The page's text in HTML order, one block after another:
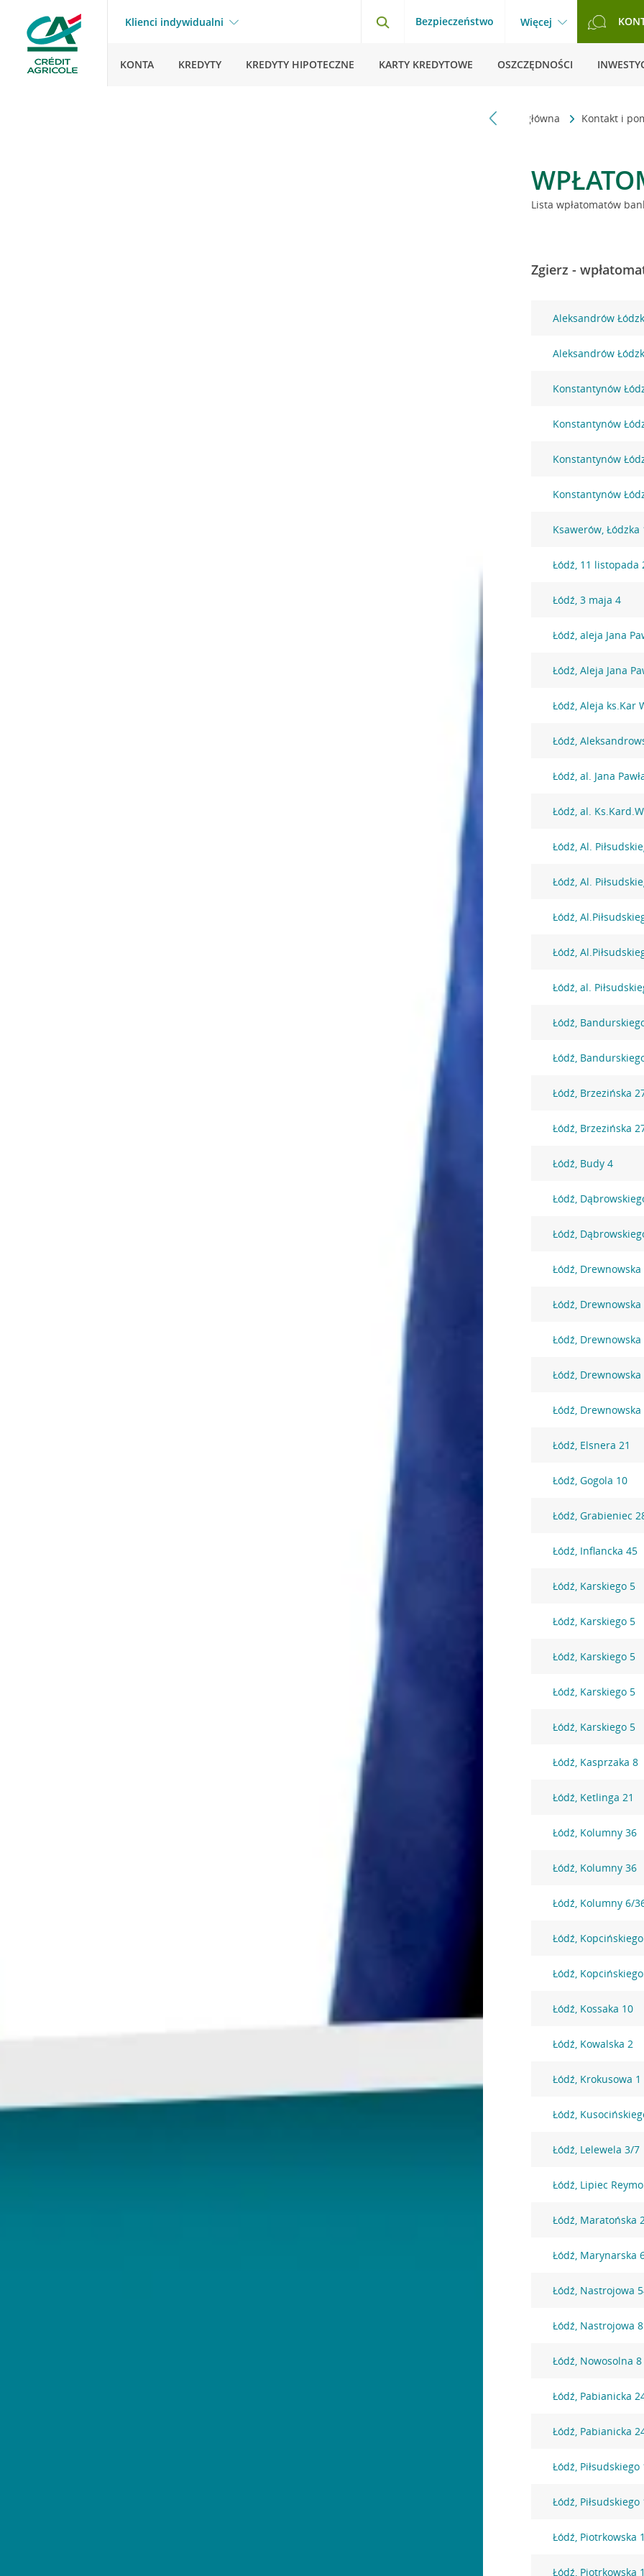
Klienci indywidualni Bezpieczeństwo Więcej
KONTA KREDYTY KREDYTY HIPOTECZNE KARTY KREDYTOWE OSZCZĘDNOŚCI
Strona główna Kontakt i
Lista wpłatomatów
Zgierz -
Aleksandrów
Aleksandrów
Konstantynów
Konstantynów
Konstantynów
Konstantynów
Ksawerów, Łódzka
Łódź, 11 listopada
Łódź, 3 maja 4
Łódź, aleja Jana
Łódź, Aleja Jana
Łódź, Aleja ks.Kar
Łódź,
Łódź, al. Jana
Łódź, al.
Łódź, Al.
Łódź, Al.
Łódź,
Łódź,
Łódź, al.
Łódź,
Łódź,
Łódź, Brzezińska
Łódź, Brzezińska
Łódź, Budy 4
Łódź,
Łódź,
Łódź, Drewnowska
Łódź, Drewnowska
Łódź, Drewnowska
Łódź, Drewnowska
Łódź, Drewnowska
Łódź, Elsnera 21
Łódź, Gogola 10
Łódź, Grabieniec
Łódź, Inflancka 45
Łódź, Karskiego 5
Łódź, Karskiego 5
Łódź, Karskiego 5
Łódź, Karskiego 5
Łódź, Karskiego 5
Łódź, Kasprzaka 8
Łódź, Ketlinga 21
Łódź, Kolumny 36
Łódź, Kolumny 36
Łódź, Kolumny 6/
Łódź,
Łódź,
Łódź, Kossaka 10
Łódź, Kowalska 2
Łódź, Krokusowa 1
Łódź,
Łódź, Lelewela 3/7
Łódź, Lipiec
Łódź, Maratońska
Łódź, Marynarska
Łódź, Nastrojowa
Łódź, Nastrojowa 8
Łódź, Nowosolna 8
Łódź, Pabianicka
Łódź, Pabianicka
Łódź, Piłsudskiego
Łódź, Piłsudskiego
Łódź, Piotrkowska
Łódź, Piotrkowska